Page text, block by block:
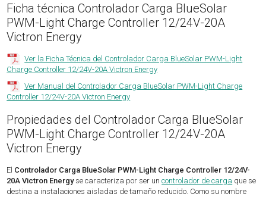
Ficha técnica Controlador Carga BlueSolar
PWM-Light Charge Controller 12/24V-20A
Victron Energy
Ver la Ficha Técnica del Controlador Carga BlueSolar PWM-Light
Charge Controller 12/24V-20A Victron Energy
Ver Manual del Controlador Carga BlueSolar PWM-Light Charge
Controller 12/24V-20A Victron Energy
Propiedades del Controlador Carga BlueSolar
PWM-Light Charge Controller 12/24V-20A
Victron Energy
El Controlador Carga BlueSolar PWM-Light Charge Controller 12/24V-
20A Victron Energyse caracteriza por ser uncontrolador de carga que se
destina a instalaciones aisladas de tamaño reducido. Como su nombre